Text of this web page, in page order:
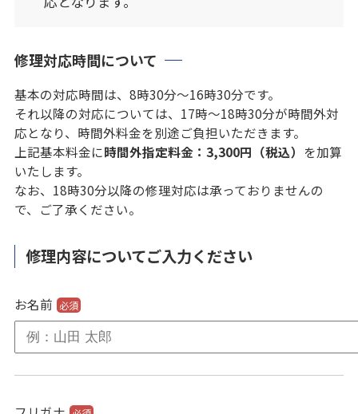
修理対応時間について
基本の対応時間は、8時30分～16時30分です。
それ以降の対応については、17時～18時30分が時間外対
応となり、時間外料金を別途ご負担いただきます。
上記基本料金に時間外指定料金：3,300円（税込） を加算
いたします。
なお、18時30分以降の修理対応は承っておりませんの
で、ご了承ください。
修理内容についてご入力ください
お名前 必須